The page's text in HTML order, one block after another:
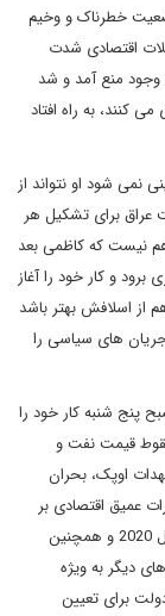
خطرناک و وخیم
اقتصادی شدت
وجود منع آمد و شد
کنند، به راه افتاد
نمی شود او نتواند از
عراق برای تشکیل هر
نیست که کاظمی بعد
و کار خود را آغاز
از اسلافش بهتر باشد
های سیاسی را
پنج شنبه کار خود را
قیمت نفت و
اوپک، بحران
عمیق اقتصادی بر
پیکره نحیف اقتصاد عراق گذاشته، عدم تصویب بودجه سال 2020 و همچنین
دیگر به ویژه
برای تعیین